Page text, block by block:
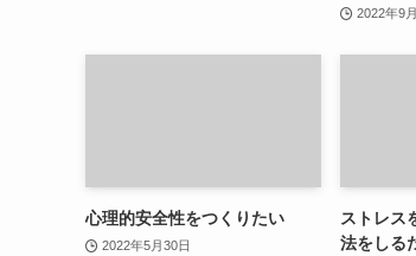
2022年9
心理的安全性をつくりたい
2022年5月30日
ストレス
法をしる